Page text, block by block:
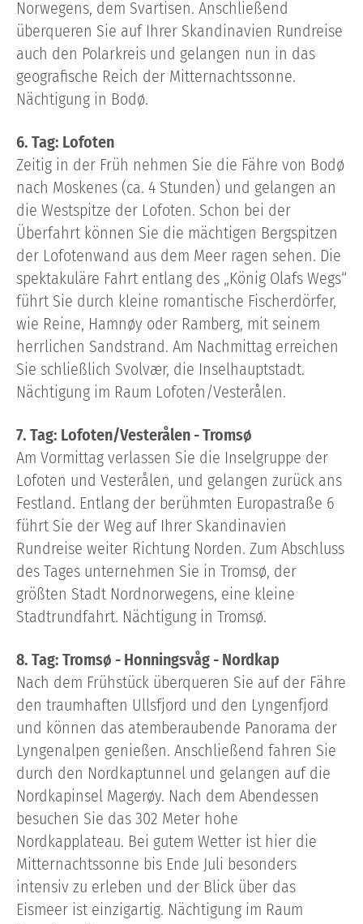
Norwegens, dem Svartisen. Anschließend
überqueren Sie auf Ihrer Skandinavien Rundreise
auch den Polarkreis und gelangen nun in das
geografische Reich der Mitternachtssonne.
Nächtigung in Bodø.
6. Tag: Lofoten
Zeitig in der Früh nehmen Sie die Fähre von Bodø
nach Moskenes (ca. 4 Stunden) und gelangen an
die Westspitze der Lofoten. Schon bei der
Überfahrt können Sie die mächtigen Bergspitzen
der Lofotenwand aus dem Meer ragen sehen. Die
spektakuläre Fahrt entlang des „König Olafs Wegs“
führt Sie durch kleine romantische Fischerdörfer,
wie Reine, Hamnøy oder Ramberg, mit seinem
herrlichen Sandstrand. Am Nachmittag erreichen
Sie schließlich Svolvær, die Inselhauptstadt.
Nächtigung im Raum Lofoten/Vesterålen.
7. Tag: Lofoten/Vesterålen - Tromsø
Am Vormittag verlassen Sie die Inselgruppe der
Lofoten und Vesterålen, und gelangen zurück ans
Festland. Entlang der berühmten Europastraße 6
führt Sie der Weg auf Ihrer Skandinavien
Rundreise weiter Richtung Norden. Zum Abschluss
des Tages unternehmen Sie in Tromsø, der
größten Stadt Nordnorwegens, eine kleine
Stadtrundfahrt. Nächtigung in Tromsø.
8. Tag: Tromsø - Honningsvåg - Nordkap
Nach dem Frühstück überqueren Sie auf der Fähre
den traumhaften Ullsfjord und den Lyngenfjord
und können das atemberaubende Panorama der
Lyngenalpen genießen. Anschließend fahren Sie
durch den Nordkaptunnel und gelangen auf die
Nordkapinsel Magerøy. Nach dem Abendessen
besuchen Sie das 302 Meter hohe
Nordkapplateau. Bei gutem Wetter ist hier die
Mitternachtssonne bis Ende Juli besonders
intensiv zu erleben und der Blick über das
Eismeer ist einzigartig. Nächtigung im Raum